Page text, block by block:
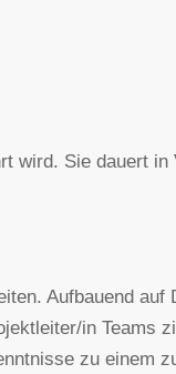
wird. Sie dauert in
Aufbauend auf
in Teams
zu einem